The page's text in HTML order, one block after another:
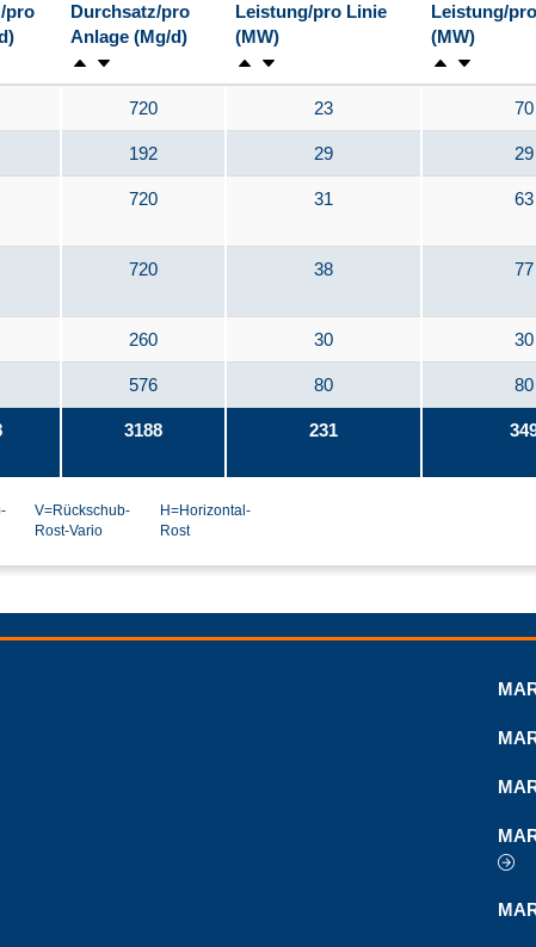
pro
Durchsatz/pro
Anlage (Mg/d)
Leistung/pro Linie
(MW)
Leistung/
(MW)
720 23 70
192 29 29
720 31 63
720 38 77
260 30 30
576 80 80
3188 231
V=Rückschub-
Rost-Vario
H=Horizontal-
Rost